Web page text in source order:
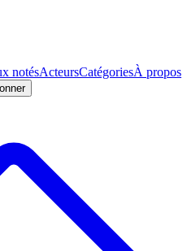
notésActeursCatégoriesÀ propos